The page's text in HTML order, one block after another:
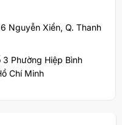
Nguyễn Xiển, Q. Thanh
Phường Hiệp Bình
Chí Minh